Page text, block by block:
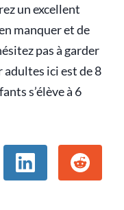
un excellent
manquer et de
pas à garder
ici est de 8
s’élève à 6